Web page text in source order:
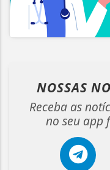
NOSSAS
Receba as
no seu app